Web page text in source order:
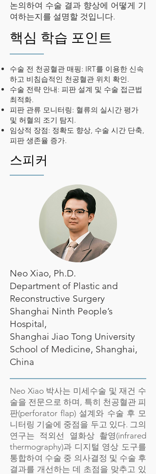
논의하여 수술 결과 향상에 어떻게 기
여하는지를 설명할 것입니다.
핵심 학습 포인트
수술 전 천공혈관 매핑: IRT를 이용한 신속
하고 비침습적인 천공혈관 위치 확인.
수술 전략 안내: 피판 설계 및 수술 접근법
최적화.
피판 관류 모니터링: 혈류의 실시간 평가
및 허혈의 조기 탐지.
임상적 장점: 정확도 향상, 수술 시간 단축,
피판 생존율 증가.
스피커
Neo Xiao, Ph.D.
Department of Plastic and
Reconstructive Surgery
Shanghai Ninth People’s
Hospital,
Shanghai Jiao Tong University
School of Medicine, Shanghai,
China
Neo Xiao 박사는 미세수술 및 재건 수
술을 전문으로 하며, 특히 천공혈관 피
판(perforator flap) 설계와 수술 후 모
니터링 기술에 중점을 두고 있다. 그의
연구는 적외선 열화상 촬영(infrared
thermography)과 디지털 영상 도구를
통합하여 수술 중 의사결정 및 수술 후
결과를 개선하는 데 초점을 맞추고 있